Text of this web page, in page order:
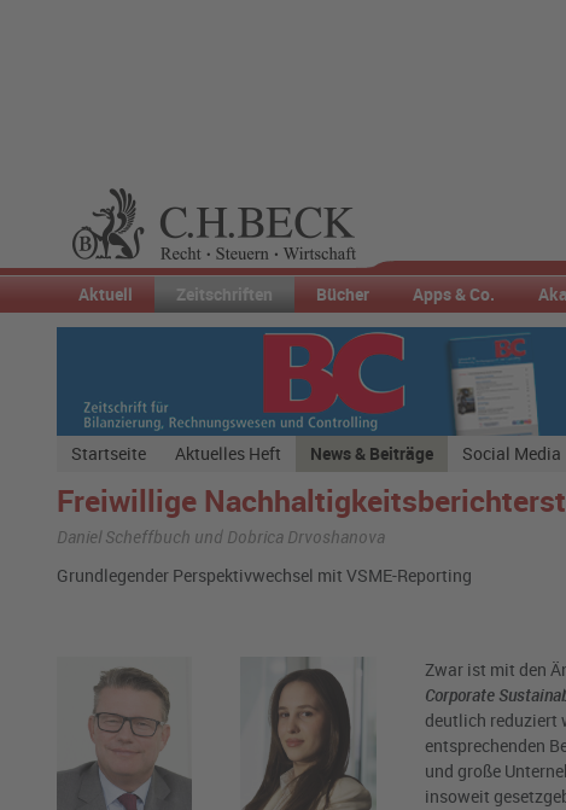
Aktuell Zeitschriften Bücher Apps & Co.
Startseite Aktuelles Heft News & Beiträge Social Media
Freiwillige
Daniel Scheffbuch und Dobrica Drvoshanova
Grundlegender Perspektivwechsel mit VSME-Reporting
Zwar ist mit den
Corporate
deutlich reduziert
entsprechenden
und große
insoweit